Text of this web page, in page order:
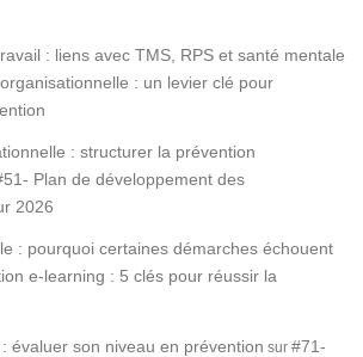
: liens avec TMS, RPS et santé mentale
: un levier clé pour
: structurer la prévention
Plan de développement des
2026
: pourquoi certaines démarches échouent
e-learning : 5 clés pour réussir la
évaluer son niveau en prévention sur #71-